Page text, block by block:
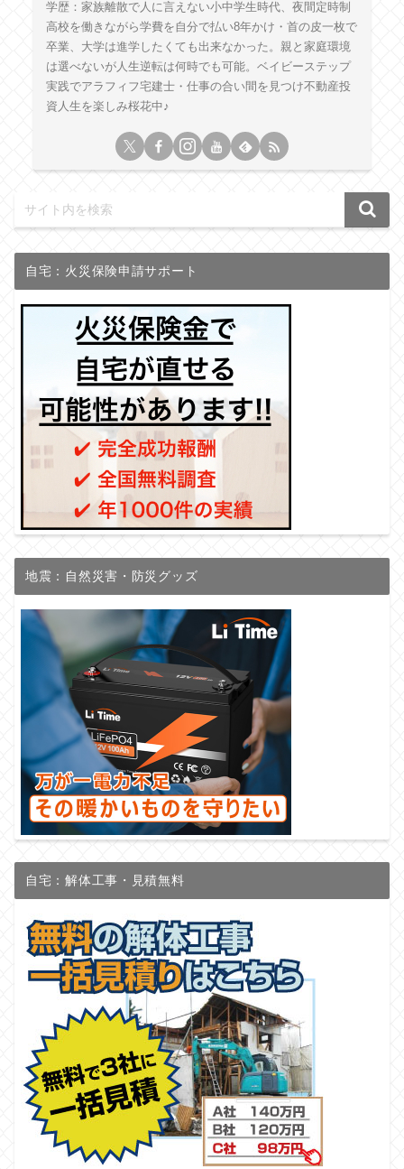
学歴：家族離散で人に言えない小中学生時代、夜間定時制
高校を働きながら学費を自分で払い8年かけ・首の皮一枚で
卒業、大学は進学したくても出来なかった。親と家庭環境
は選べないが人生逆転は何時でも可能。ベイビーステップ
実践でアラフィフ宅建士・仕事の合い間を見つけ不動産投
資人生を楽しみ桜花中♪
自宅：火災保険申請サポート
地震：自然災害・防災グッズ
自宅：解体工事・見積無料